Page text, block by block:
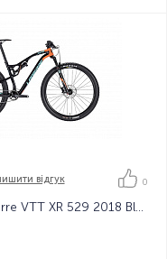
вiдгук 0
Велосипед Lapierre VTT XR 529 2018 Black